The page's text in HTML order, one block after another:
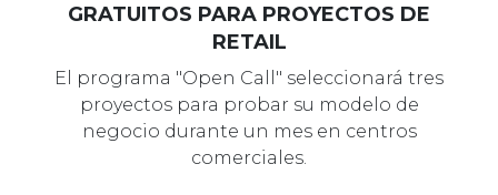
GRATUITOS PARA PROYECTOS DE
RETAIL
El programa "Open Call" seleccionará tres
proyectos para probar su modelo de
negocio durante un mes en centros
comerciales.